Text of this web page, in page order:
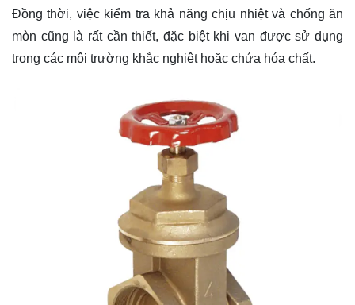
Đồng thời, việc kiểm tra khả năng chịu nhiệt và chống ăn
mòn cũng là rất cần thiết, đặc biệt khi van được sử dụng
trong các môi trường khắc nghiệt hoặc chứa hóa chất.